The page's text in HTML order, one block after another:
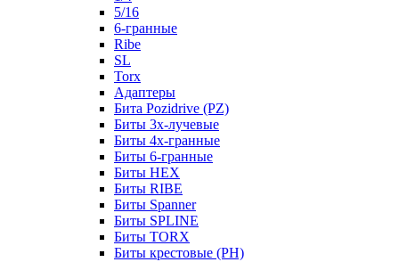
5/16
6-гранные
Ribe
SL
Torx
Адаптеры
Бита Pozidrive (PZ)
Биты 3х-лучевые
Биты 4х-гранные
Биты 6-гранные
Биты HEX
Биты RIBE
Биты Spanner
Биты SPLINE
Биты TORX
Биты крестовые (PH)